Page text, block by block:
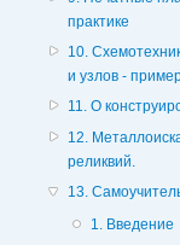
практике
10.
и узлов -
11. О
12.
реликвий.
13.
1. Введение